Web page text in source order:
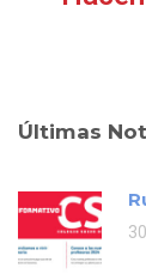
Últimas